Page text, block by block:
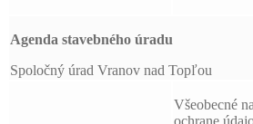
Agenda stavebného úradu
Spoločný úrad Vranov nad Topľou
Všeobecné